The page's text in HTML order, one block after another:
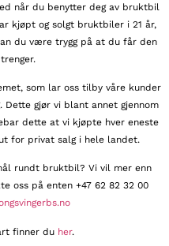
når du benytter deg av bruktbil
kjøpt og solgt bruktbiler i 21 år,
du være trygg på at du får den
som lar oss tilby våre kunder
gjør vi blant annet gjennom
dette at vi kjøpte hver eneste
for privat salg i hele landet.
rundt bruktbil? Vi vil mer enn
oss på enten +47 62 82 32 00
finner du her.